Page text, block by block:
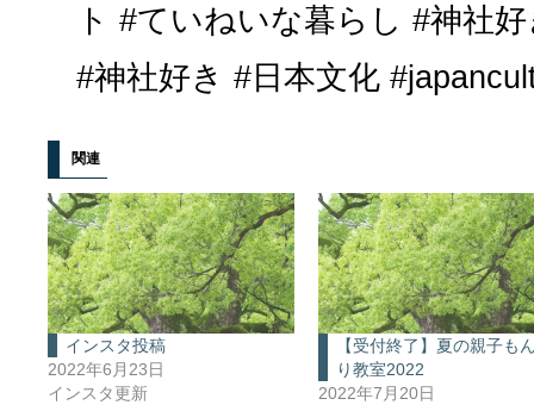
ト #ていねいな暮らし #神社
#神社好き #日本文化
関連
インスタ投稿
2022年6月23日
インスタ更新
【受付終了】夏の親子も
り教室2022
2022年7月20日